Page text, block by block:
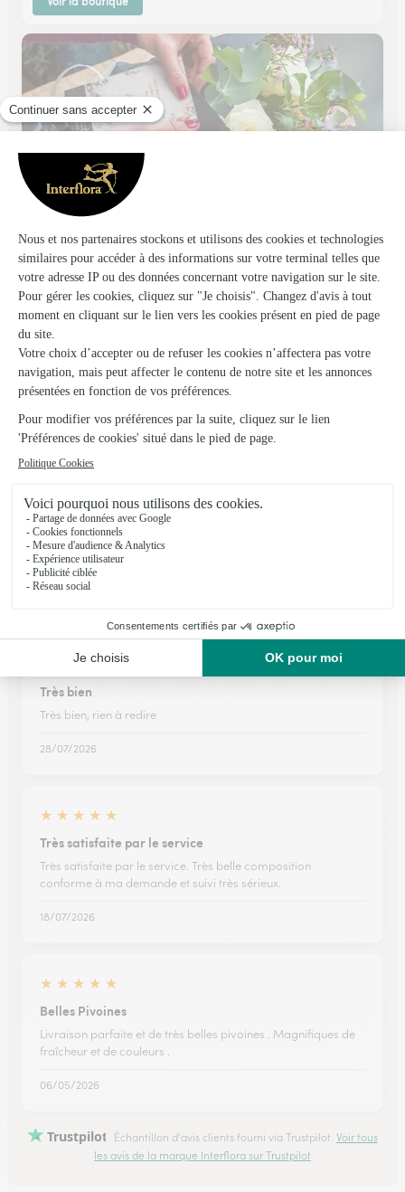
Katy Fleurs
Peyriac Minervois
★★★★★4.8 (47)
Zone Artisanale "La Gare"
Voir la boutique
Ils ont fait livrer des fleurs ou une plante à
Clermont-sur-Lauquet
★
★
Interflora, c'est le bon choix.
Services, produits et fiabilités impeccables, depuis plusieurs
décennies.
★ ★ ★
Très bien
Très bien, rien à redire
28/07/2026
★ ★ ★ ★ ★
Très satisfaite par le service
Très satisfaite par le service. Très belle composition
conforme à ma demande et suivi très sérieux.
18/07/2026
★ ★ ★ ★ ★
Belles Pivoines
Livraison parfaite et de très belles pivoines . Magnifiques de
fraîcheur et de couleurs .
06/05/2026
Trustpilot Échantillon d'avis clients fourni via Trustpilot. Voir tous
les avis de la marque Interflora sur Trustpilot